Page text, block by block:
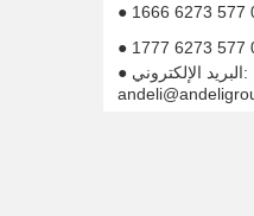
● البريد الإلكتروني: